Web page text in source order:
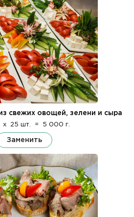
свежих овощей, зелени и сыра
x 25 шт. = 5 000 г.
Заменить